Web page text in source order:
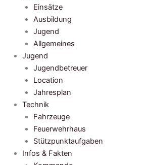
Einsätze
Ausbildung
Jugend
Allgemeines
Jugend
Jugendbetreuer
Location
Jahresplan
Technik
Fahrzeuge
Feuerwehrhaus
Stützpunktaufgaben
Infos & Fakten